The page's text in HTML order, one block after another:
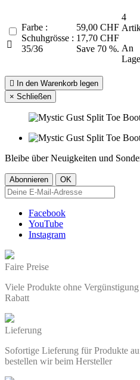

Farbe :
Schuhgrösse :
35/36
59,00 CHF
17,70 CHF
Save 70 %.
4
An

In den Warenkorb legen
× Schließen
Bleibe über Neuigkeiten und
Facebook
YouTube
Instagram
Faire Preise
Viele Produkte ohne
Rabatt
Lieferung
Sofortige Lieferung für Produkte
bestellen wir beim Hersteller